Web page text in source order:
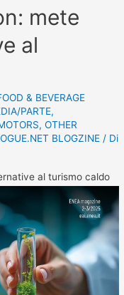
mete
al
& BEVERAGE
PARTE,
,OTHER
BLOGZINE / Di
al turismo caldo